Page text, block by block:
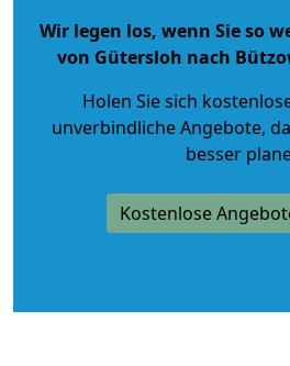
Wir legen los, wenn Sie so
von Gütersloh nach
Holen Sie sich
unverbindliche Angebote,
besser
Kostenlose